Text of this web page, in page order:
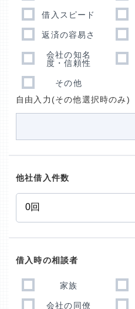
借入スピード
返済の容易さ
会社の知名
度・信頼性
その他
自由入力(その他選択時のみ)
他社借入件数
借入時の相談者
家族
会社の同僚